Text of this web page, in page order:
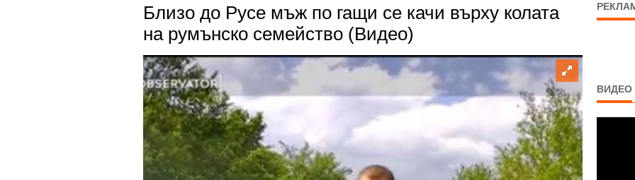
Близо до Русе мъж по гащи се качи върху колата
на румънско семейство (Видео)
ВИДЕО